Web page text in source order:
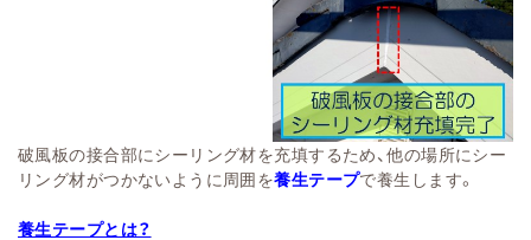
破風板の接合部にシーリング材を充填するため、他の場所にシー
リング材がつかないように周囲を養生テープで養生します。
養生テープとは？